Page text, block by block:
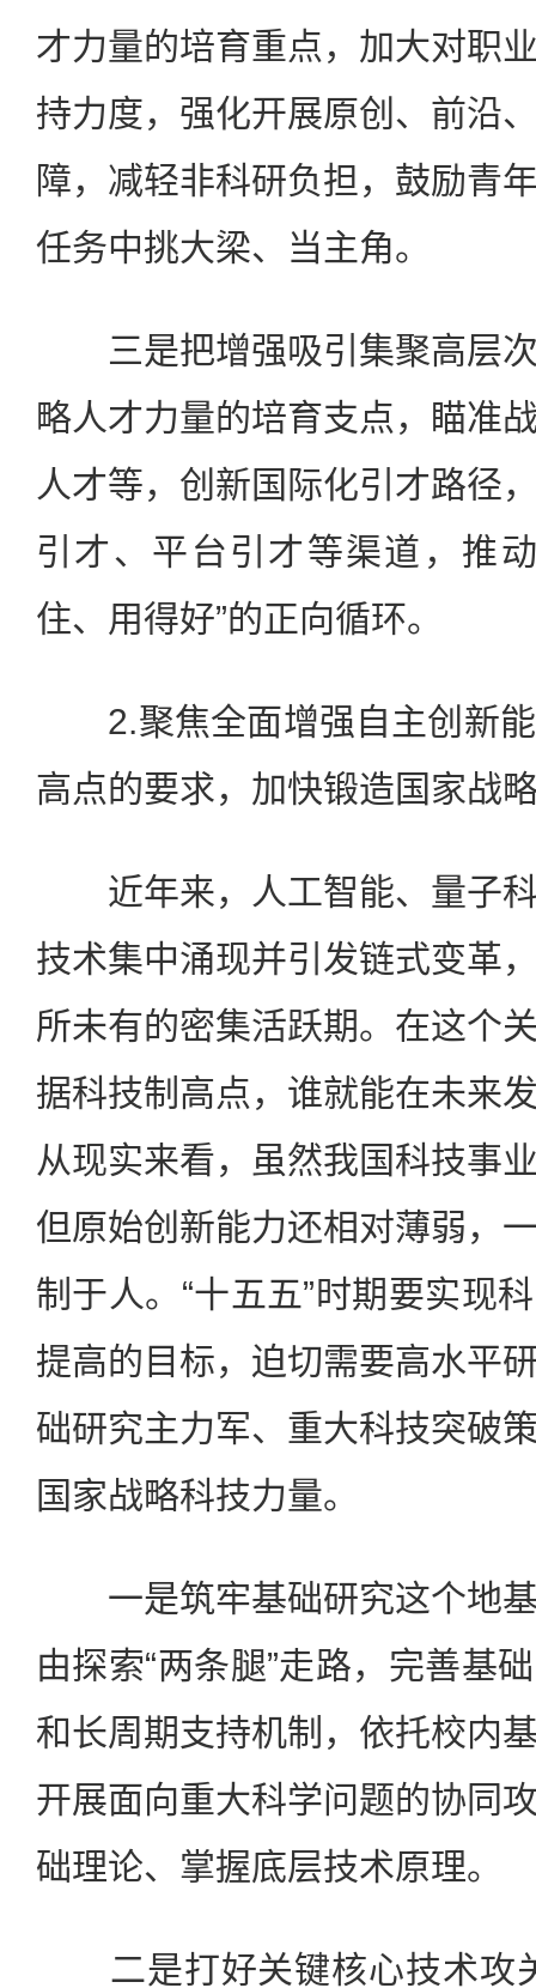
才力量的培育重点，加大对职
持力度，强化开展原创、前沿
障，减轻非科研负担，鼓励青
任务中挑大梁、当主角。
三是把增强吸引集聚高层次
略人才力量的培育支点，瞄准
人才等，创新国际化引才路径
引才、平台引才等渠道，推
住、用得好”的正向循环。
2.聚焦全面增强自主创新能
高点的要求，加快锻造国家战
近年来，人工智能、量子科
技术集中涌现并引发链式变革
所未有的密集活跃期。在这个
据科技制高点，谁就能在未来
从现实来看，虽然我国科技事
但原始创新能力还相对薄弱，
制于人。“十五五”时期要实现
提高的目标，迫切需要高水平
础研究主力军、重大科技突破
国家战略科技力量。
一是筑牢基础研究这个地基
由探索“两条腿”走路，完善基
和长周期支持机制，依托校内
开展面向重大科学问题的协同
础理论、掌握底层技术原理。
二是打好关键核心技术攻